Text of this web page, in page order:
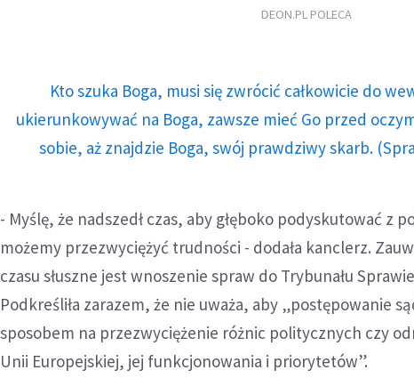
DEON.PL POLECA
Kto szuka Boga, musi się zwrócić całkowicie do
ukierunkowywać na Boga, zawsze mieć Go przed
sobie, aż znajdzie Boga, swój prawdziwy skarb.
- Myślę, że nadszedł czas, aby głęboko podyskutować z
możemy przezwyciężyć trudności - dodała kanclerz.
czasu słuszne jest wnoszenie spraw do Trybunału
Podkreśliła zarazem, że nie uważa, aby „postępowanie
sposobem na przezwyciężenie różnic politycznych czy
Unii Europejskiej, jej funkcjonowania i priorytetów”.